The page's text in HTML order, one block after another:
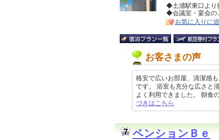
リ
ア
特
徴
◆土浦駅東口より
◆会議室・宴会の
お気に入りに
お客さまの声
格安で広いお部屋、清潔感
です。 浴室も充分な広さと
よく利用できました。 朝
づきはこちら
ペンションＢｅ